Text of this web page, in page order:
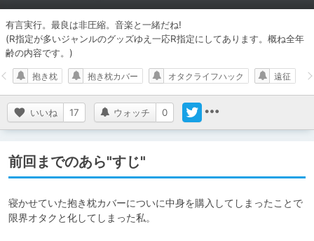
有言実行。最良は非圧縮。音楽と一緒だね!
(R指定が多いジャンルのグッズゆえ一応R指定にしてあります。概ね全年
齢の内容です。)
いいね 17 ウォッチ 0
抱き枕 抱き枕カバー オタクライフハック 遠征
前回までのあら"すじ"
寝かせていた抱き枕カバーについに中身を購入してしまったことで
限界オタクと化してしまった私。